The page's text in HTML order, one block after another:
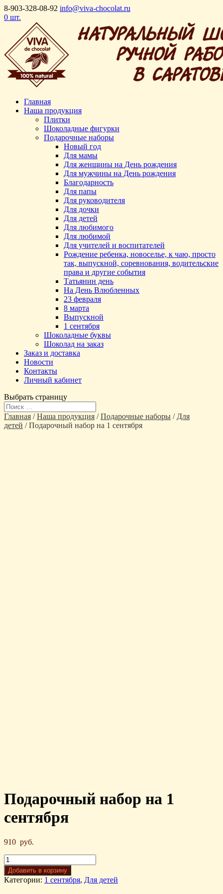
8-903-328-08-92 info@viva-chocolat.ru
0 шт.
Главная
Наша продукция
Плитки
Шоколадные фигурки
Подарочные наборы
Новый год
Для мамы
Для женщины на День рождения
Для мужчины на День рождения
Благодарность
Для папы
Для руководителя
Для дочки
Для детей
Для любимого
Для любимой
Для учителей и воспитателей
Рождение ребенка, новоселье, к чаю, просто
так, выпускной, соревнования, водительские
права и другие события
Татьянин день
На День Влюбленных
23 февраля
8 марта
Выпускной
1 сентября
Шоколадные буквы
Шоколад на заказ
Заказ и доставка
Новости
Контакты
Личный кабинет
Выбрать страницу
Главная /Наша продукция /Подарочные наборы / Для
детей / Подарочный набор на 1 сентября
Подарочный набор на 1
сентября
910 руб.
Добавить в корзину
Категории: 1 сентября, Для детей